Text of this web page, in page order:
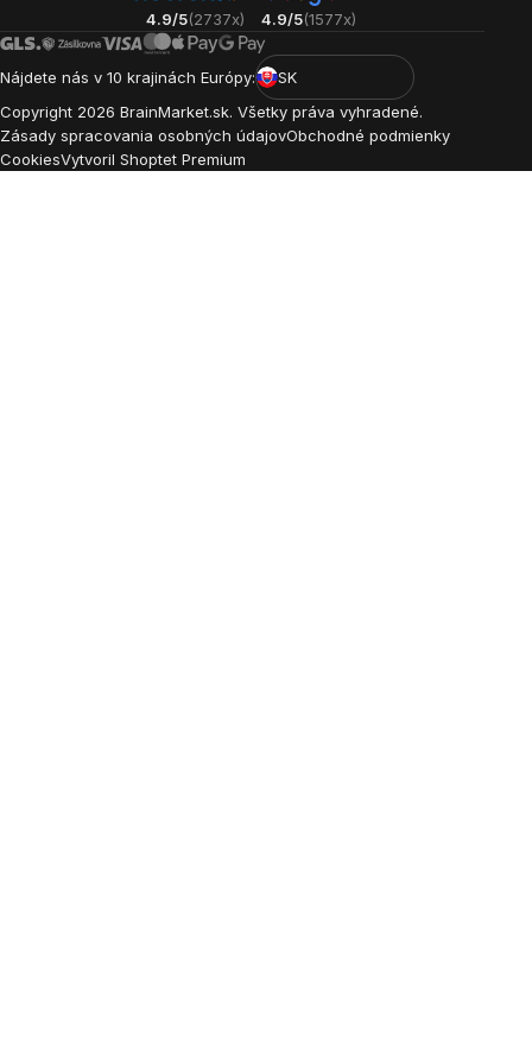
4.9/5(2737x) 4.9/5(1577x)
Nájdete nás v 10 krajinách Európy:
SK
Copyright 2026 BrainMarket.sk. Všetky práva vyhradené.
Zásady spracovania osobných údajovObchodné podmienky
CookiesVytvoril Shoptet Premium